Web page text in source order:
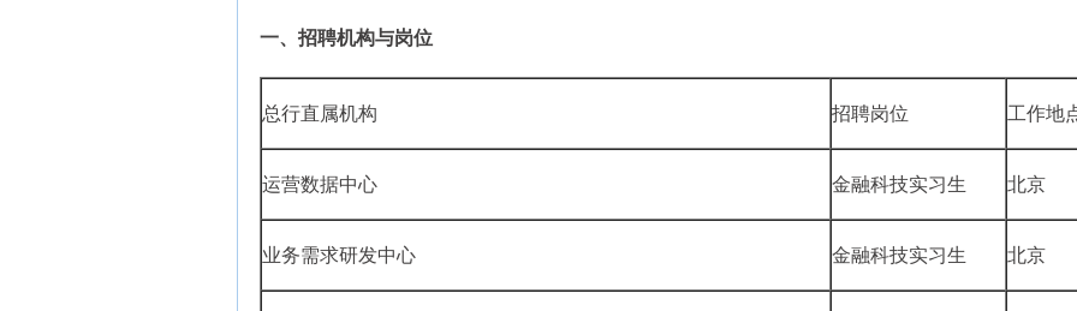
一、招聘机构与岗位
总行直属机构 招聘岗位 工作地
运营数据中心 金融科技实习生 北京
业务需求研发中心 金融科技实习生 北京